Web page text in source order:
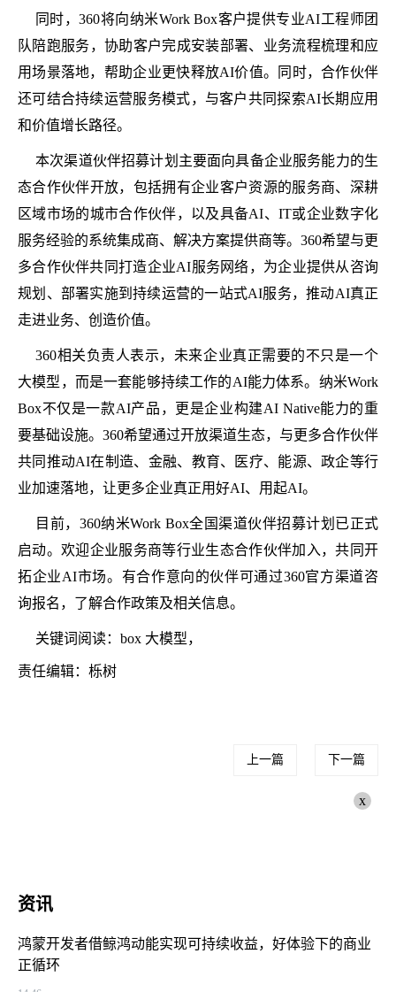
同时，360将向纳米Work Box客户提供专业AI工程师团
队陪跑服务，协助客户完成安装部署、业务流程梳理和应
用场景落地，帮助企业更快释放AI价值。同时，合作伙伴
还可结合持续运营服务模式，与客户共同探索AI长期应用
和价值增长路径。
本次渠道伙伴招募计划主要面向具备企业服务能力的生
态合作伙伴开放，包括拥有企业客户资源的服务商、深耕
区域市场的城市合作伙伴，以及具备AI、IT或企业数字化
服务经验的系统集成商、解决方案提供商等。360希望与更
多合作伙伴共同打造企业AI服务网络，为企业提供从咨询
规划、部署实施到持续运营的一站式AI服务，推动AI真正
走进业务、创造价值。
360相关负责人表示，未来企业真正需要的不只是一个
大模型，而是一套能够持续工作的AI能力体系。纳米Work
Box不仅是一款AI产品，更是企业构建AI Native能力的重
要基础设施。360希望通过开放渠道生态，与更多合作伙伴
共同推动AI在制造、金融、教育、医疗、能源、政企等行
业加速落地，让更多企业真正用好AI、用起AI。
目前，360纳米Work Box全国渠道伙伴招募计划已正式
启动。欢迎企业服务商等行业生态合作伙伴加入，共同开
拓企业AI市场。有合作意向的伙伴可通过360官方渠道咨
询报名，了解合作政策及相关信息。
关键词阅读：box 大模型，
责任编辑：栎树
上一篇 下一篇
x
资讯
鸿蒙开发者借鲸鸿动能实现可持续收益，好体验下的商业
正循环